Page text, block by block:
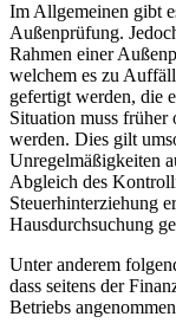
Im Allgemeinen gibt
Außenprüfung.
Rahmen einer
welchem es zu
gefertigt werden, die
Situation muss früher
werden. Dies gilt
Unregelmäßigkeiten
Abgleich des
Steuerhinterziehung
Hausdurchsuchung
Unter anderem
dass seitens der
Betriebs